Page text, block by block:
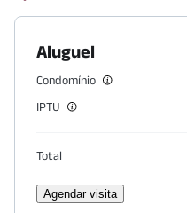
Aluguel
Condomínio
IPTU
Total
Agendar visita